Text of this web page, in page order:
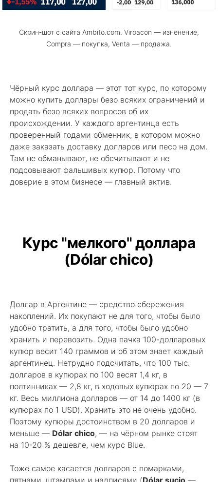
Скрин-шот с сайта Ambito.com. Viroacon — изненение,
Compra — покупка, Venta — продажа.
Чёрный курс доллара — этот тот курс, по которому
можно купить доллары безо всяких ограничений и
продать безо всяких вопросов об их
происхождении. У каждого аргентинца есть
проверенный годами обменник, в котором можно
даже заказать доставку долларов или песо на дом.
Там не обманывают, не обсчитывают и не
подсовывают фальшивых купюр. Потому что
доверие в этом бизнесе — главный актив.
Курс "мелкого" доллара
(Dólar chico)
Доллар в Аргентине — средство сбережения
накоплений. Их покупают не для того, чтобы было
удобно тратить, а для того, чтобы было удобно
хранить и перевозить. Одна пачка 100-долларовых
купюр весит 140 граммов и об этом знает каждый
аргентинец. Нетрудно подсчитать, что 100 тыс.
долларов в купюрах по 100 весят 1,4 кг, в
полтинниках — 2,8 кг, в ходовых купюрах по 20 — 7
кг. Весь миллиона долларов — от 14 до 1400 кг (в
купюрах по 1 USD). Хранить это не очень удобно.
Поэтому купюры достоинством в 20 долларов и
меньше — Dólar chico, — на чёрном рынке стоят
на 10-20 % дешевле, чем курс Blue.
Тоже самое касается долларов с помарками,
пятнами, штампами и надписями (Dólar sucio —